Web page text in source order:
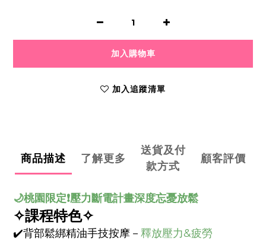
加入購物車
加入追蹤清單
商品描述 了解更多
送貨及付
款方式
顧客評價
🌙桃園限定❗️壓力斷電計畫深度忘憂放鬆
✧課程特色✧
✔️背部鬆綁精油手技按摩－ 釋放壓力&疲勞